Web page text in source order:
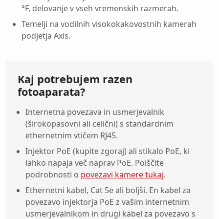
°F, delovanje v vseh vremenskih razmerah.
Temelji na vodilnih visokokakovostnih kamerah
podjetja Axis.
Kaj potrebujem razen
fotoaparata?
Internetna povezava in usmerjevalnik
(širokopasovni ali celični) s standardnim
ethernetnim vtičem RJ45.
Injektor PoE (kupite zgoraj) ali stikalo PoE, ki
lahko napaja več naprav PoE. Poiščite
podrobnosti o povezavi kamere tukaj.
Ethernetni kabel, Cat 5e ali boljši. En kabel za
povezavo injektorja PoE z vašim internetnim
usmerjevalnikom in drugi kabel za povezavo s